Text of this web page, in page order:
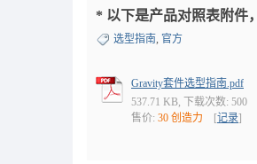
* 以下是产品对照表附件
选型指南, 官方
Gravity套件选型指南.pdf
537.71 KB, 下载次数: 500
售价: 30 创造力 [记录]